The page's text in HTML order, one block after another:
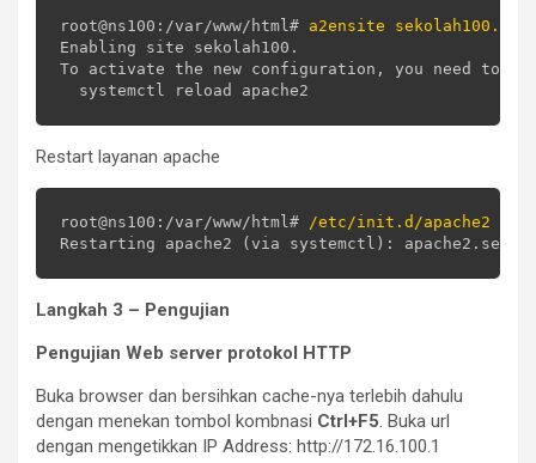
root@ns100:/var/www/html# a2ensite
Enabling site sekolah100.
To activate the new configuration, you need to
Restart layanan apache
root@ns100:/var/www/html# /etc/init.d/apache2
Langkah 3 – Pengujian
Pengujian Web server protokol HTTP
Buka browser dan bersihkan cache-nya terlebih dahulu
dengan menekan tombol kombnasi Ctrl+F5. Buka url
dengan mengetikkan IP Address: http://172.16.100.1